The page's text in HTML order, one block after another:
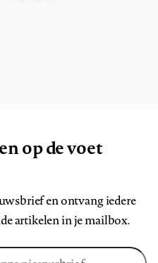
op de voet
en ontvang iedere
artikelen in je mailbox.